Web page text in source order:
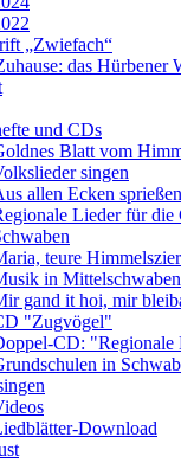
„Zwiefach“
das Hürbener
und CDs
Blatt vom
singen
allen Ecken
Lieder für die
teure Himmelszier
in
gand it hoi, mir
"Zugvögel"
CD: "Regionale
in
Download